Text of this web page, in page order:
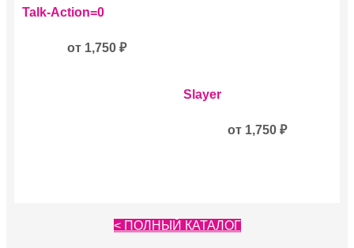
Этот
товар
несколько
Talk-Action=0
от 1,750 ₽
Этот
товар
несколько
товара.
Slayer
от 1,750₽
< ПОЛНЫЙ КАТАЛОГ